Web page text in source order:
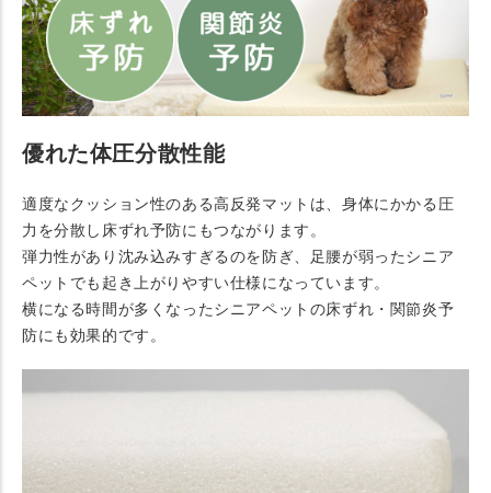
優れた体圧分散性能
適度なクッション性のある高反発マットは、身体にかかる圧
力を分散し床ずれ予防にもつながります。
弾力性があり沈み込みすぎるのを防ぎ、足腰が弱ったシニア
ペットでも起き上がりやすい仕様になっています。
横になる時間が多くなったシニアペットの床ずれ・関節炎予
防にも効果的です。